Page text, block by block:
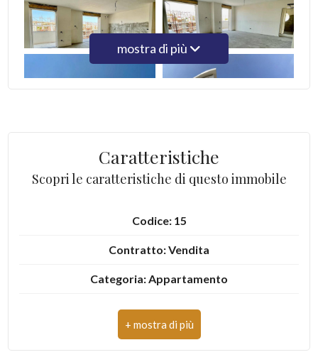
mostra di più
Caratteristiche
Scopri le caratteristiche di questo immobile
Codice: 15
Contratto: Vendita
Categoria: Appartamento
Indirizzo: Via benedetto croce
CAP: 81030
3